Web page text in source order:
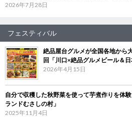
2026年7月28日
フェスティバル
絶品屋台グルメが全国各地から
回「川口×絶品グルメビール＆
2026年4月15日
自分で収穫した秋野菜を使って芋煮作りを体
ランドむさしの村」
2025年11月4日